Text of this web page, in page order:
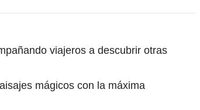
viajeros a descubrir otras
mágicos con la máxima